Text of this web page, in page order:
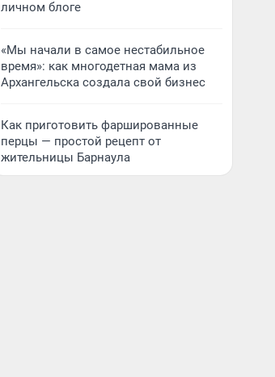
личном блоге
«Мы начали в самое нестабильное
время»: как многодетная мама из
Архангельска создала свой бизнес
Как приготовить фаршированные
перцы — простой рецепт от
жительницы Барнаула